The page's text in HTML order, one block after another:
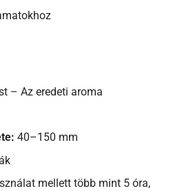
– Az eredeti aroma
40–150 mm
mellett több mint 5 óra,